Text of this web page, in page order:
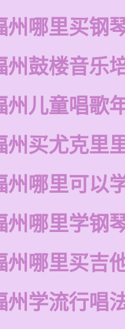
州哪里买钢
州鼓楼音乐
州儿童唱歌
州买尤克里
州哪里可以
州哪里学钢
州哪里买吉
州学流行唱